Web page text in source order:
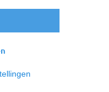
van de rugleuning.
de ogen te sluiten.
touringcar heeft